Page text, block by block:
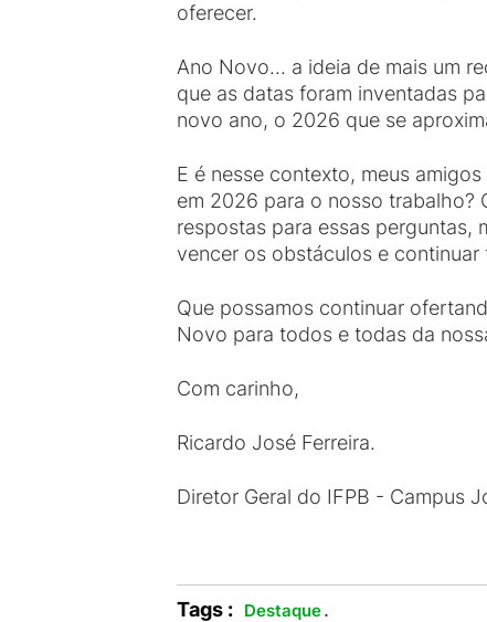
oferecer.
Ano Novo... a ideia de mais um
que as datas foram inventadas
novo ano, o 2026 que se
E é nesse contexto, meus
em 2026 para o nosso trabalho?
respostas para essas perguntas,
vencer os obstáculos e
Que possamos continuar
Novo para todos e todas da
Com carinho,
Ricardo José Ferreira.
Diretor Geral do IFPB - Campus
Tags : Destaque.